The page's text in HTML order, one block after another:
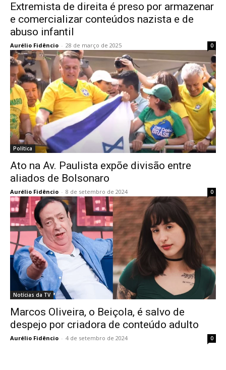
Extremista de direita é preso por armazenar
e comercializar conteúdos nazista e de
abuso infantil
Aurélio Fidêncio - 28 de março de 2025 0
Política
Ato na Av. Paulista expõe divisão entre
aliados de Bolsonaro
Aurélio Fidêncio - 8 de setembro de 2024 0
Notícias da TV
Marcos Oliveira, o Beiçola, é salvo de
despejo por criadora de conteúdo adulto
Aurélio Fidêncio - 4 de setembro de 2024 0